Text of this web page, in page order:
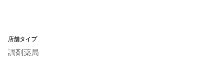
店舗タイプ
調剤薬局